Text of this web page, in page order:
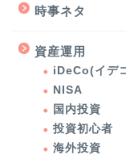
時事ネタ
資産運用
iDeCo(イデ
NISA
国内投資
投資初心者
海外投資